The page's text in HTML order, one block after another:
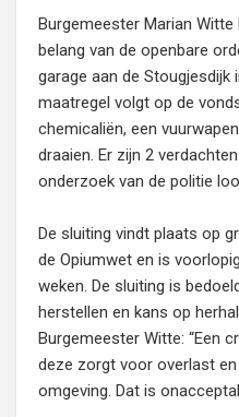
Burgemeester Marian
belang van de openbare
garage aan de Stougjesdijk
maatregel volgt op de
chemicaliën, een
draaien. Er zijn 2
onderzoek van de politie
De sluiting vindt plaats op
de Opiumwet en is
weken. De sluiting is
herstellen en kans op
Burgemeester Witte: “Een
deze zorgt voor overlast
omgeving. Dat is